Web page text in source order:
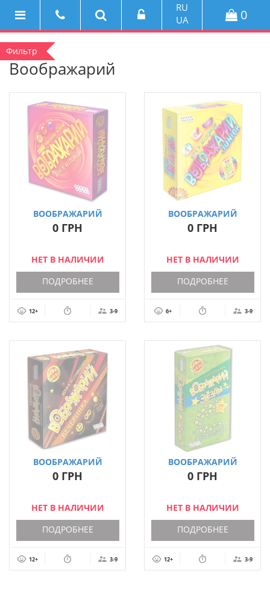
RU
UA
0
Фильтр
Воображарий
ВООБРАЖАРИЙ
0 ГРН
НЕТ В НАЛИЧИИ
ПОДРОБНЕЕ
12+ 3-9
ВООБРАЖАРИЙ
JUNIOR
0 ГРН
НЕТ В НАЛИЧИИ
ПОДРОБНЕЕ
6+ 3-9
ВООБРАЖАРИЙ
ВЕЧЕРИНКА
0 ГРН
НЕТ В НАЛИЧИИ
ПОДРОБНЕЕ
12+ 3-9
ВООБРАЖАРИЙ
ЗВЁЗДЫ
0 ГРН
НЕТ В НАЛИЧИИ
ПОДРОБНЕЕ
12+ 3-9